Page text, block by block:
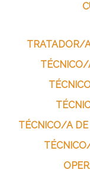
TRATADOR/
TÉCNICO/A DE